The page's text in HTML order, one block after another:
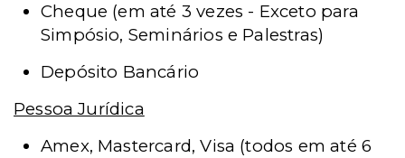
Cheque (em até 3 vezes - Exceto para
Simpósio, Seminários e Palestras)
Depósito Bancário
Pessoa Jurídica
Amex, Mastercard, Visa (todos em até 6